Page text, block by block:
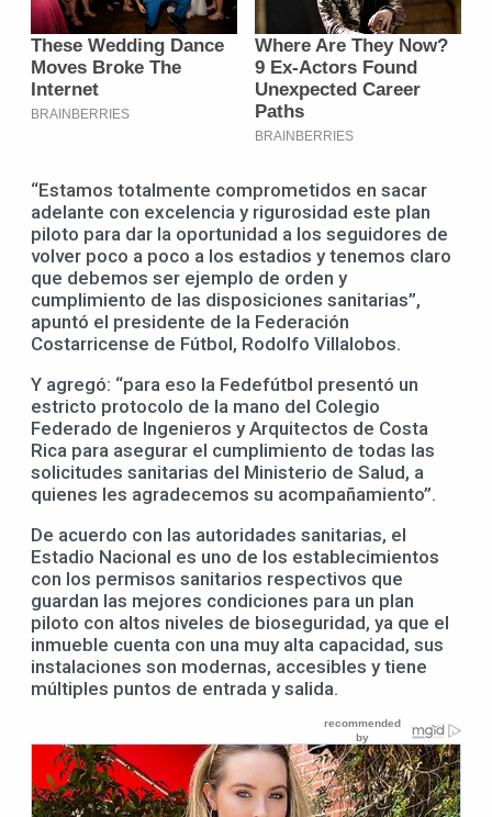
“Estamos totalmente comprometidos en sacar
adelante con excelencia y rigurosidad este plan
piloto para dar la oportunidad a los seguidores de
volver poco a poco a los estadios y tenemos claro
que debemos ser ejemplo de orden y
cumplimiento de las disposiciones sanitarias”,
apuntó el presidente de la Federación
Costarricense de Fútbol, Rodolfo Villalobos.
Y agregó: “para eso la Fedefútbol presentó un
estricto protocolo de la mano del Colegio
Federado de Ingenieros y Arquitectos de Costa
Rica para asegurar el cumplimiento de todas las
solicitudes sanitarias del Ministerio de Salud, a
quienes les agradecemos su acompañamiento”.
De acuerdo con las autoridades sanitarias, el
Estadio Nacional es uno de los establecimientos
con los permisos sanitarios respectivos que
guardan las mejores condiciones para un plan
piloto con altos niveles de bioseguridad, ya que el
inmueble cuenta con una muy alta capacidad, sus
instalaciones son modernas, accesibles y tiene
múltiples puntos de entrada y salida.